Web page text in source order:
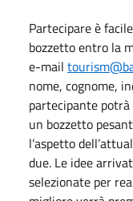
Partecipare è
bozzetto entro la
e-mail
nome, cognome,
partecipante
un bozzetto
l’aspetto
due. Le idee
selezionate per